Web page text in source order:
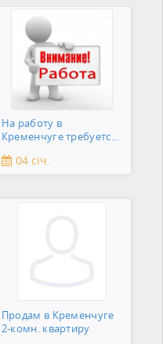
На работу в
Кременчуге требуется
04 січ.
Продам в Кременчуге
2-комн. квартиру